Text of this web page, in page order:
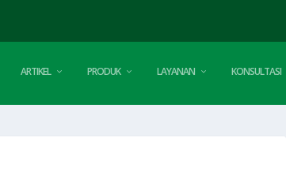
ARTIKEL PRODUK LAYANAN KONSULTASI